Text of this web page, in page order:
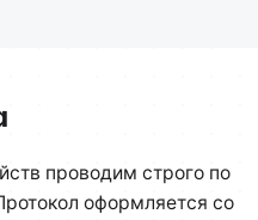
проводим строго по
оформляется со